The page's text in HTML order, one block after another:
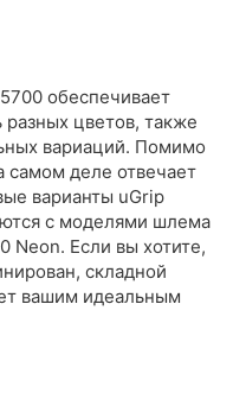
обеспечивает
цветов, также
вариаций. Помимо
самом деле отвечает
варианты uGrip
с моделями шлема
Neon. Если вы хотите,
складной
вашим идеальным